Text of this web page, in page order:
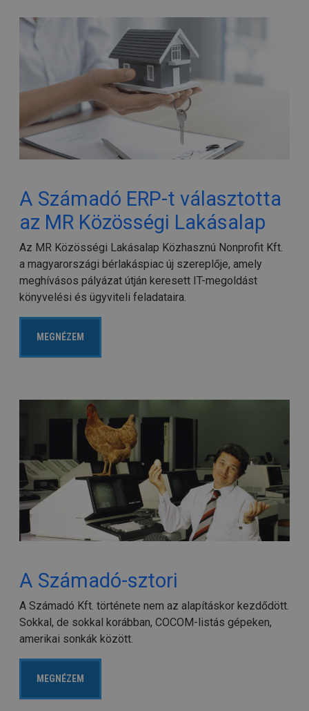
A Számadó ERP-t választotta
az MR Közösségi Lakásalap
Az MR Közösségi Lakásalap Közhasznú Nonprofit Kft.
a magyarországi bérlakáspiac új szereplője, amely
meghívásos pályázat útján keresett IT-megoldást
könyvelési és ügyviteli feladataira.
MEGNÉZEM
A Számadó-sztori
A Számadó Kft. története nem az alapításkor kezdődött.
Sokkal, de sokkal korábban, COCOM-listás gépeken,
amerikai sonkák között.
MEGNÉZEM